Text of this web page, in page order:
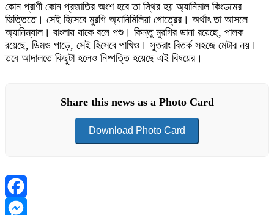
কোন প্রাণী কোন প্রজাতির অংশ হবে তা স্থির হয় অ্যানিমাল কিংডমের
ভিত্তিতে। সেই হিসেবে মুরগি অ্যানিমিলিয়া গোত্রের। অর্থাৎ তা আসলে
অ্যানিম্যাল। বাংলায় যাকে বলে পশু। কিন্তু মুরগির ডানা রয়েছে, পালক
রয়েছে, ডিমও পাড়ে, সেই হিসেবে পাখিও। সুতরাং বিতর্ক সহজে মেটার নয়।
তবে আদালতে কিছুটা হলেও নিষ্পত্তি হয়েছে এই বিষয়ের।
Share this news as a Photo Card
Download Photo Card
Facebook